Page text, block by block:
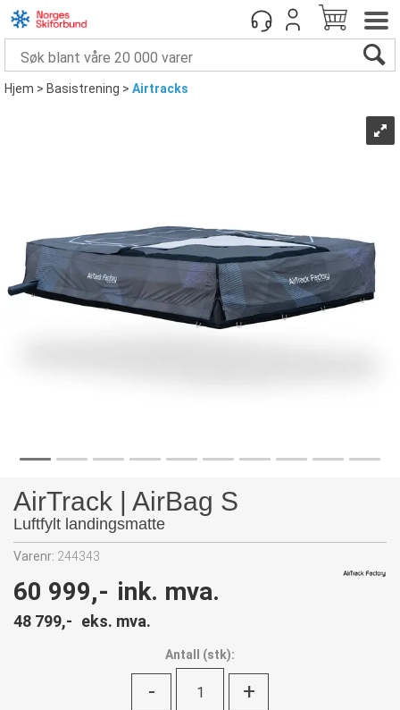
Hjem>Basistrening>Airtracks
AirTrack | AirBag S
Luftfylt landingsmatte
Varenr: 244343
60 999,- ink. mva.
48 799,- eks. mva.
Antall (stk):
- +